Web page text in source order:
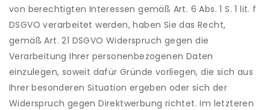
von berechtigten Interessen gemäß Art. 6 Abs. 1 S. 1 lit. f
DSGVO verarbeitet werden, haben Sie das Recht,
gemäß Art. 21 DSGVO Widerspruch gegen die
Verarbeitung Ihrer personenbezogenen Daten
einzulegen, soweit dafür Gründe vorliegen, die sich aus
Ihrer besonderen Situation ergeben oder sich der
Widerspruch gegen Direktwerbung richtet. Im letzteren